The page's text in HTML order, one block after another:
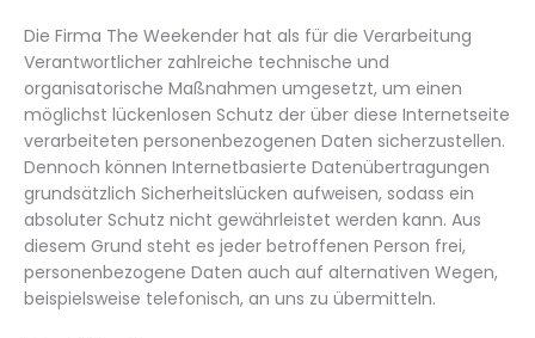
Die Firma The Weekender hat als für die Verarbeitung
Verantwortlicher zahlreiche technische und
organisatorische Maßnahmen umgesetzt, um einen
möglichst lückenlosen Schutz der über diese Internetseite
verarbeiteten personenbezogenen Daten sicherzustellen.
Dennoch können Internetbasierte Datenübertragungen
grundsätzlich Sicherheitslücken aufweisen, sodass ein
absoluter Schutz nicht gewährleistet werden kann. Aus
diesem Grund steht es jeder betroffenen Person frei,
personenbezogene Daten auch auf alternativen Wegen,
beispielsweise telefonisch, an uns zu übermitteln.